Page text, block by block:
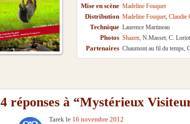
Mise en scène Madeline Fouquet
Distribution Madeline Fouquet, Claudie
Technique Laurence Martineau
Photos Shazen, N.Masset, C.
Partenaires Chaumont au fil du temps,
4 réponses à “Mystérieux
Tarek le 16 novembre 2012